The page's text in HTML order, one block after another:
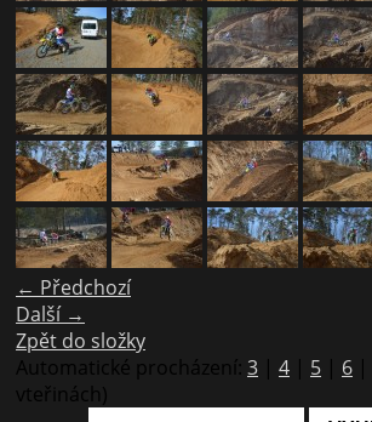
← Předchozí
Další →
Zpět do složky
Automatické procházení: 3 | 4 | 5 | 6 |
vteřinách)